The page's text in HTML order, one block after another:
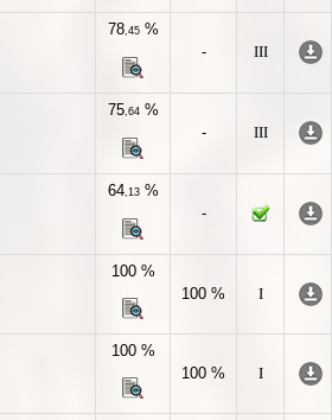
78,45%
-
III
75,64%
-
III
64,13%
-
100 %
100 %
I
100 %
100 %
I